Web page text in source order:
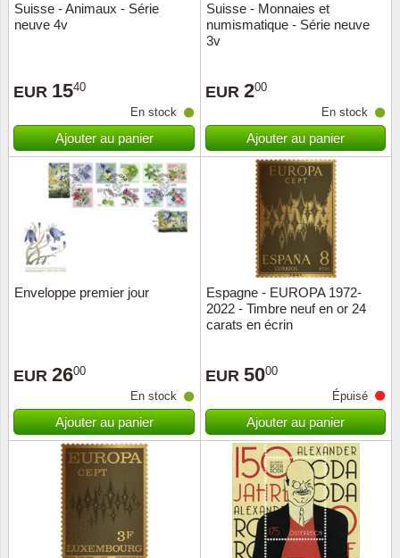
Suisse - Animaux - Série
neuve 4v
EUR 1540
En stock
Ajouter au panier
Suisse - Monnaies et
numismatique - Série neuve
3v
EUR 200
En stock
Ajouter au panier
Enveloppe premier jour
EUR 2600
En stock
Ajouter au panier
Espagne - EUROPA 1972-
2022 - Timbre neuf en or 24
carats en écrin
EUR 5000
Épuisé
Ajouter au panier